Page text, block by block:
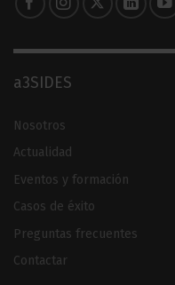
a3SIDES
Nosotros
Actualidad
Eventos y formación
Casos de éxito
Preguntas frecuentes
Contactar